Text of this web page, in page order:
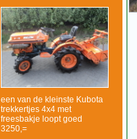
een van de kleinste Kubota
trekkertjes 4x4 met
freesbakje loopt goed
3250,=